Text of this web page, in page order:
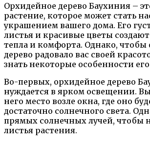
Орхидейное дерево Баухиния –
растение, которое может стать
украшением вашего дома. Его
листья и красивые цветы
тепла и комфорта. Однако, чтобы
дерево радовало вас своей
знать некоторые особенности
Во-первых, орхидейное дерево
нуждается в ярком освещении.
него место возле окна, где оно
достаточно солнечного света.
прямых солнечных лучей, чтобы
листья растения.